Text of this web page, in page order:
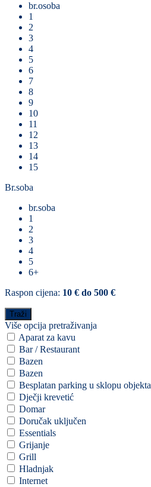
br.osoba
1
2
3
4
5
6
7
8
9
10
11
12
13
14
15
Br.soba
br.soba
1
2
3
4
5
6+
Raspon cijena: 10 € do 500 €
Više opcija pretraživanja
Aparat za kavu
Bar / Restaurant
Bazen
Bazen
Besplatan parking u sklopu objekta
Dječji krevetić
Domar
Doručak uključen
Essentials
Grijanje
Grill
Hladnjak
Internet